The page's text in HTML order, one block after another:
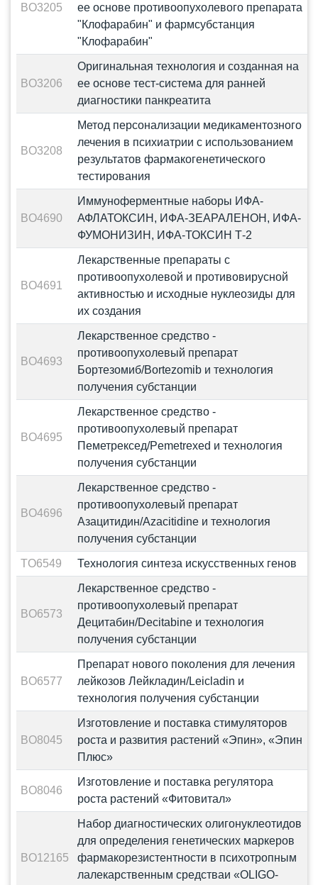
BO3205
ее основе противоопухолевого препарата
"Клофарабин" и фармсубстанция
"Клофарабин"
BO3206
Оригинальная технология и созданная на
ее основе тест-система для ранней
диагностики панкреатита
BO3208
Метод персонализации медикаментозного
лечения в психиатрии с использованием
результатов фармакогенетического
тестирования
BO4690
Иммуноферментные наборы ИФА-
АФЛАТОКСИН, ИФА-ЗЕАРАЛЕНОН, ИФА-
ФУМОНИЗИН, ИФА-ТОКСИН Т-2
BO4691
Лекарственные препараты с
противоопухолевой и противовирусной
активностью и исходные нуклеозиды для
их создания
BO4693
Лекарственное средство -
противоопухолевый препарат
Бортезомиб/Bortezomib и технология
получения субстанции
BO4695
Лекарственное средство -
противоопухолевый препарат
Пеметрексед/Pemetrexed и технология
получения субстанции
BO4696
Лекарственное средство -
противоопухолевый препарат
Азацитидин/Azacitidine и технология
получения субстанции
TO6549 Технология синтеза искусственных генов
BO6573
Лекарственное средство -
противоопухолевый препарат
Децитабин/Decitabine и технология
получения субстанции
BO6577
Препарат нового поколения для лечения
лейкозов Лейкладин/Leicladin и
технология получения субстанции
BO8045
Изготовление и поставка стимуляторов
роста и развития растений «Эпин», «Эпин
Плюс»
BO8046
Изготовление и поставка регулятора
роста растений «Фитовитал»
BO12165
Набор диагностических олигонуклеотидов
для определения генетических маркеров
фармакорезистентности в психотропным
лалекарственным средстваи «OLIGO-